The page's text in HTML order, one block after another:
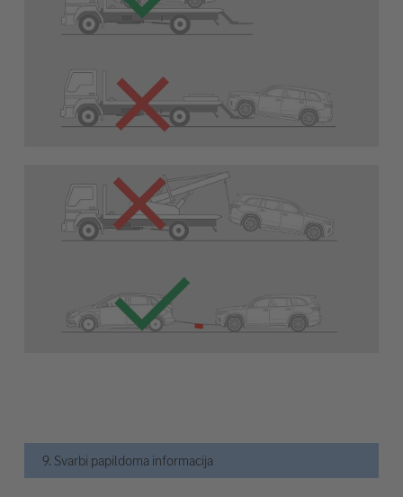
9. Svarbi papildoma informacija